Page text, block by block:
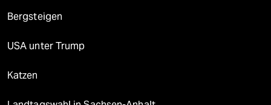
Bergsteigen
USA unter Trump
Katzen